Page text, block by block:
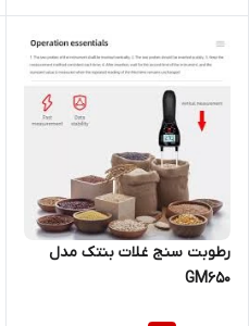
رطوبت سنج غلات بنتک مدل
GM650